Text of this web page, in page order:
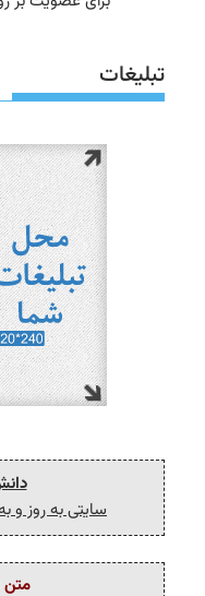
تبلیغات
سایتی به روز و
متن